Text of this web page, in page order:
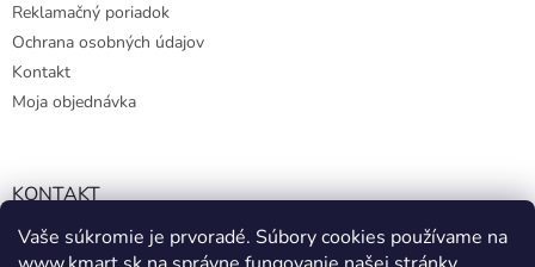
Vaše súkromie je prvoradé. Súbory cookies používame na
Reklamačný poriadok
Ochrana osobných údajov
Kontakt
Moja objednávka
KONTAKT
info@kmart.sk